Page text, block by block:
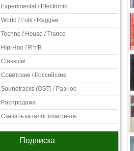
Experimental / Electronic
World / Folk / Reggae
Techno / House / Trance
Hip-Hop / R'n'B
Classical
Советские / Российские
Soundtracks (OST) / Разное
Распродажа
Скачать каталог пластинок
Подписка